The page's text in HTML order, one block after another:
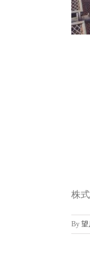
株
By